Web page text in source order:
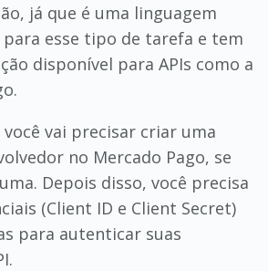
já que é uma linguagem
esse tipo de tarefa e tem
disponível para APIs como a
vai precisar criar uma
no Mercado Pago, se
Depois disso, você precisa
(Client ID e Client Secret)
para autenticar suas